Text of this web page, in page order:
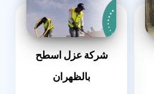
شركة عزل اسطح
بالظهران